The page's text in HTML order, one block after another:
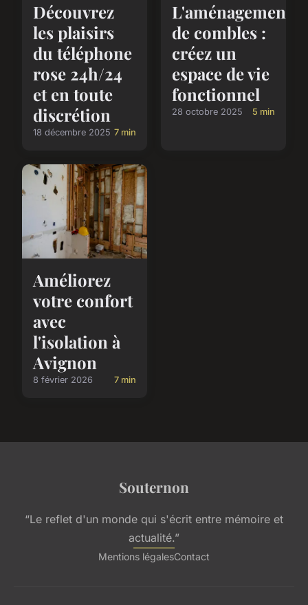
Découvrez
les plaisirs
du téléphone
rose 24h/24
et en toute
discrétion
18 décembre 2025 7 min
L'aménagement
de combles :
créez un
espace de vie
fonctionnel
28 octobre 2025 5 min
Améliorez
votre confort
avec
l'isolation à
Avignon
8 février 2026 7 min
Souternon
“Le reflet d'un monde qui s'écrit entre mémoire et
actualité.”
Mentions légalesContact